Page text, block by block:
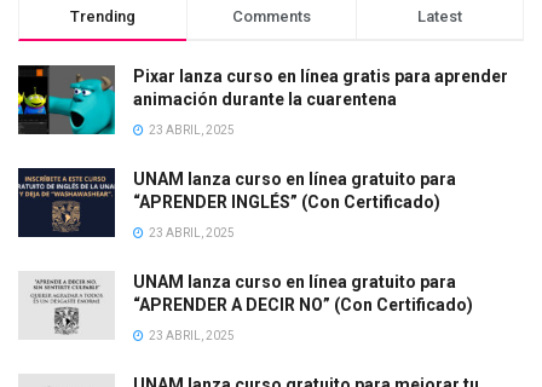
Trending Comments Latest
Pixar lanza curso en línea gratis para aprender
animación durante la cuarentena
23 ABRIL, 2025
UNAM lanza curso en línea gratuito para
“APRENDER INGLÉS” (Con Certificado)
23 ABRIL, 2025
UNAM lanza curso en línea gratuito para
“APRENDER A DECIR NO” (Con Certificado)
23 ABRIL, 2025